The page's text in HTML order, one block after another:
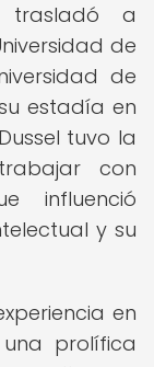
trasladó a
de
de
estadía en
tuvo la
con
influenció
y su
en
prolífica